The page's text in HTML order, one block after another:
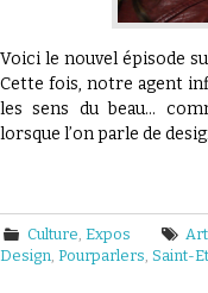
Voici le nouvel épisode
Cette fois, notre agent
les sens du beau…
lorsque l’on parle de
Culture,Expos
Design, Pourparlers, Saint-